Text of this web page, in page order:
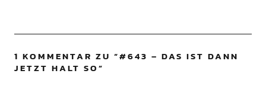
1 KOMMENTAR ZU “#643 – DAS IST DANN
JETZT HALT SO”